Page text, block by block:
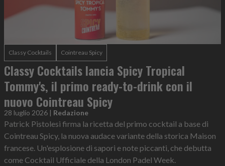
Classy Cocktails Cointreau Spicy
Classy Cocktails lancia Spicy Tropical
Tommy's, il primo ready-to-drink con il
nuovo Cointreau Spicy
28 luglio 2026 | Redazione
Patrick Pistolesi firma la ricetta del primo cocktail a base di
Cointreau Spicy, la nuova audace variante della storica Maison
francese. Un'esplosione di sapori e note piccanti, che debutta
come Cocktail Ufficiale della London Padel Week.